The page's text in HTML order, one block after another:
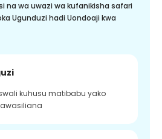
na wa uwazi wa kufanikisha safari
Ugunduzi hadi Uondoaji kwa
kuhusu matibabu yako